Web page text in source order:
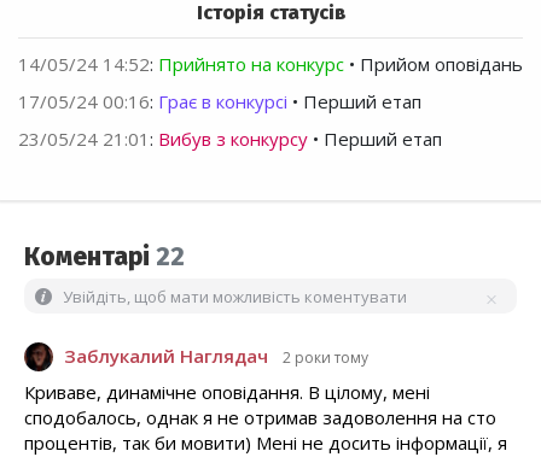
Історія статусів
14/05/24 14:52: Прийнято на конкурс • Прийом оповідань
17/05/24 00:16: Грає в конкурсі • Перший етап
23/05/24 21:01 : Вибув з конкурсу • Перший етап
Коментарі 22
Увійдіть, щоб мати можливість коментувати
Заблукалий Наглядач 2 роки тому
Криваве, динамічне оповідання. В цілому, мені
сподобалось, однак я не отримав задоволення на сто
процентів, так би мовити) Мені не досить інформації, я